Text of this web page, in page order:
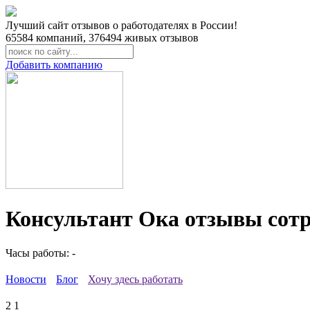
Лучший сайт отзывов о работодателях в России!
65584 компаний, 376494 живых отзывов
Добавить компанию
Консультант Ока отзывы
Часы работы: -
Новости Блог Хочу здесь работать
2 1